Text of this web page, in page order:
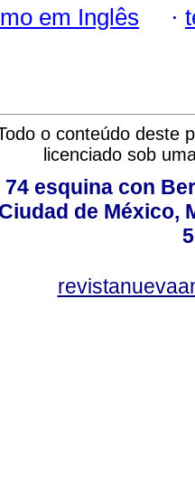
em Inglês ·
o conteúdo deste
licenciado sob
74 esquina con
de México,